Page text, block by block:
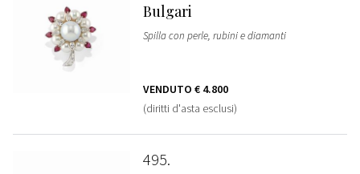
Bulgari
Spilla con perle, rubini e diamanti
VENDUTO € 4.800
(diritti d'asta esclusi)
495